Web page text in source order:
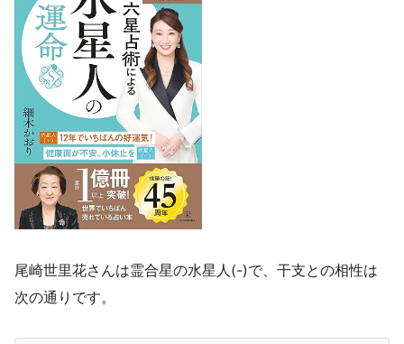
尾崎世里花さんは霊合星の水星人(-)で、干支との相性は
次の通りです。